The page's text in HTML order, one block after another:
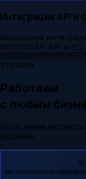
Интеграция API и
Бесшовная
REST/SOAP API и EDI
Отрасли
Работаем
с любым
Отраслевая
решения
Автоматизация